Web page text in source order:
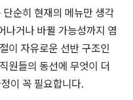
순히 현재의 메뉴만 생각
나거나 바뀔 가능성까지 염
이 자유로운 선반 구조인
원들의 동선에 무엇이 더
이 꼭 필요합니다.